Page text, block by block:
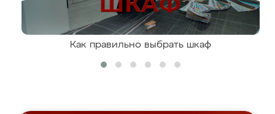
Как правильно выбрать шкаф